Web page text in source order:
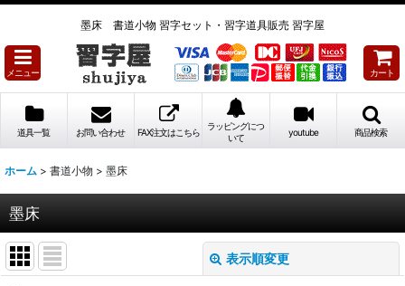
墨床 書道小物 習字セット・習字道具販売 習字屋
メニュー カート
道具一覧 お問い合わせ FAX注文はこちら
ラッピングにつ
いて
youtube 商品検索
ホーム > 書道小物 > 墨床
墨床
表示順変更